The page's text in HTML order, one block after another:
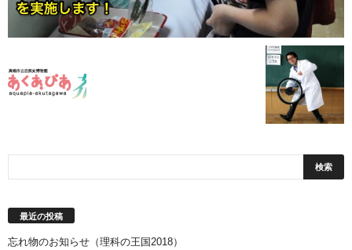
最近の投稿
忘れ物のお知らせ（理科の王国2018）